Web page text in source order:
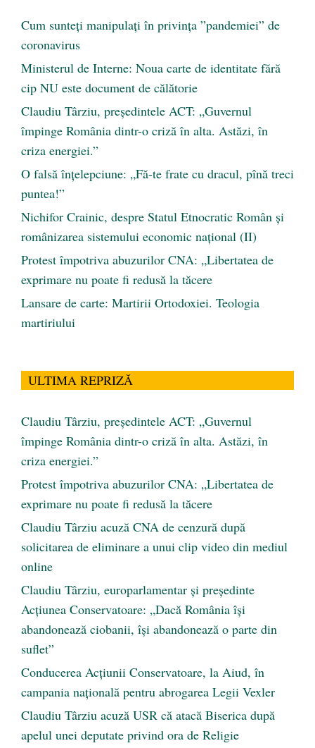
Cum sunteți manipulați în privința ”pandemiei” de
coronavirus
Ministerul de Interne: Noua carte de identitate fără
cip NU este document de călătorie
Claudiu Târziu, președintele ACT: „Guvernul
împinge România dintr-o criză în alta. Astăzi, în
criza energiei.”
O falsă înțelepciune: „Fă-te frate cu dracul, pînă treci
puntea!”
Nichifor Crainic, despre Statul Etnocratic Român şi
românizarea sistemului economic naţional (II)
Protest împotriva abuzurilor CNA: „Libertatea de
exprimare nu poate fi redusă la tăcere
Lansare de carte: Martirii Ortodoxiei. Teologia
martiriului
ULTIMA REPRIZĂ
Claudiu Târziu, președintele ACT: „Guvernul
împinge România dintr-o criză în alta. Astăzi, în
criza energiei.”
Protest împotriva abuzurilor CNA: „Libertatea de
exprimare nu poate fi redusă la tăcere
Claudiu Târziu acuză CNA de cenzură după
solicitarea de eliminare a unui clip video din mediul
online
Claudiu Târziu, europarlamentar și președinte
Acțiunea Conservatoare: „Dacă România își
abandonează ciobanii, își abandonează o parte din
suflet”
Conducerea Acțiunii Conservatoare, la Aiud, în
campania națională pentru abrogarea Legii Vexler
Claudiu Târziu acuză USR că atacă Biserica după
apelul unei deputate privind ora de Religie